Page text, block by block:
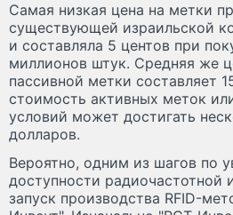
Самая низкая цена на метки
существующей израильской
и составляла 5 центов при
миллионов штук. Средняя же
пассивной метки составляет
стоимость активных меток
условий может достигать
долларов.
Вероятно, одним из шагов по
доступности радиочастотной
запуск производства RFID-